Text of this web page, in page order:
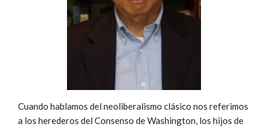
Cuando hablamos del neoliberalismo clásico nos referimos
a los herederos del Consenso de Washington, los hijos de